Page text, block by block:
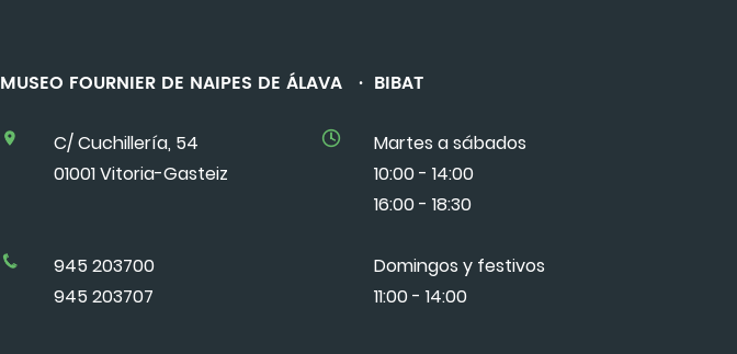
MUSEO FOURNIER DE NAIPES DE ÁLAVA · BIBAT
C/ Cuchillería, 54
01001 Vitoria-Gasteiz
Martes a sábados
10:00 - 14:00
16:00 - 18:30
945 203700
945 203707
Domingos y festivos
11:00 - 14:00